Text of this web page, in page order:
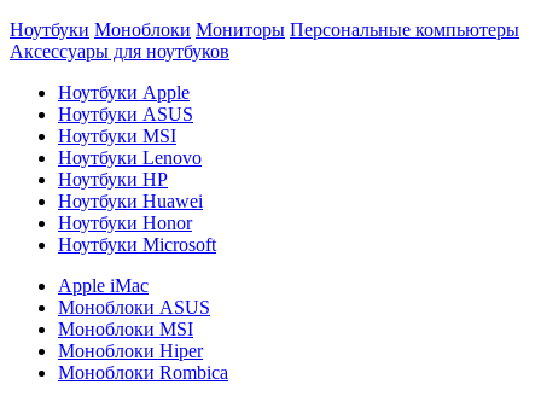
Ноутбуки Моноблоки Мониторы Персональные компьютеры
Аксессуары для ноутбуков
Ноутбуки Apple
Ноутбуки ASUS
Ноутбуки MSI
Ноутбуки Lenovo
Ноутбуки HP
Ноутбуки Huawei
Ноутбуки Honor
Ноутбуки Microsoft
Apple iMac
Моноблоки ASUS
Моноблоки MSI
Моноблоки Hiper
Моноблоки Rombica